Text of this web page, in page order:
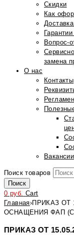
Скидки
Как
Вопрос-
замена
О нас
Контакты
Вакансии
Поиск товаров
Поиск
0 руб. Cart
Главная›ПРИКАЗ ОТ
ОСНАЩЕНИЯ ФАП (С
ПРИКАЗ ОТ